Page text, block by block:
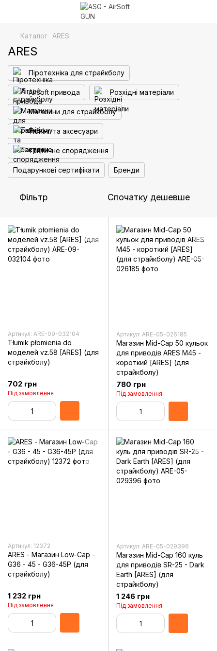
Каталог ARES
ARES
Піротехніка для страйкболу
Airsoft привода Розхідні матеріали
Магазини для страйкболу
Тюнінг та аксесуари
Тактичне спорядження
Подарункові сертифікати Бренди
Фільтр Спочатку дешевше
Артикул: ARE-09-032104
Tłumik płomienia do
моделей vz.58 [ARES] (для
страйкболу)
702 грн
Під замовлення
Артикул: ARE-05-026185
Магазин Mid-Cap 50 кульок
для приводів ARES M45 -
короткий [ARES] (для
страйкболу)
780 грн
Під замовлення
Артикул: 12372
ARES - Магазин Low-Cap -
G36 - 45 - G36-45P (для
страйкболу)
1 232 грн
Під замовлення
Артикул: ARE-05-029396
Магазин Mid-Cap 160 куль
для приводів SR-25 - Dark
Earth [ARES] (для
страйкболу)
1 246 грн
Під замовлення